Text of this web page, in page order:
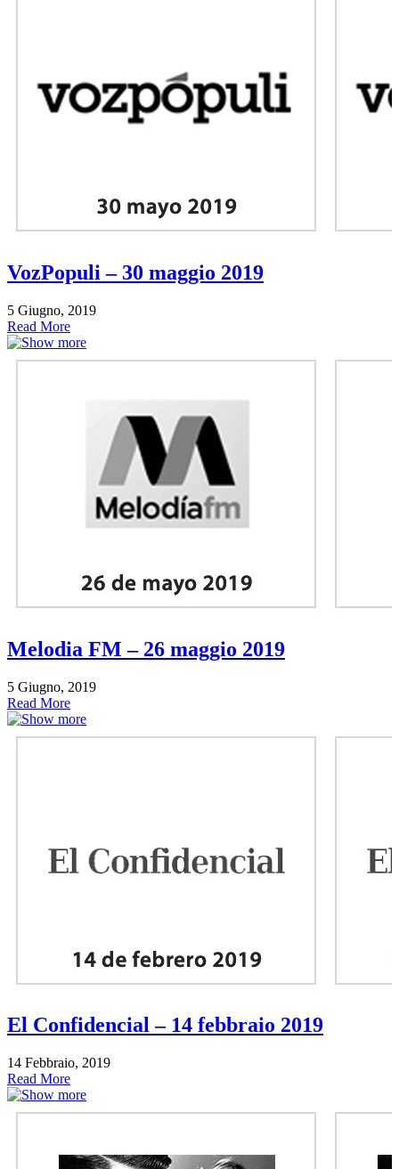
VozPopuli – 30 maggio 2019
5 Giugno, 2019
Read More
Melodia FM – 26 maggio 2019
5 Giugno, 2019
Read More
El Confidencial – 14 febbraio 2019
14 Febbraio, 2019
Read More